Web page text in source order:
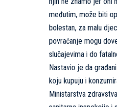
međutim, može biti
bolestan, za malu
povraćanje mogu
slučajevima i do
Nastavio je da
koju kupuju i
Ministarstva